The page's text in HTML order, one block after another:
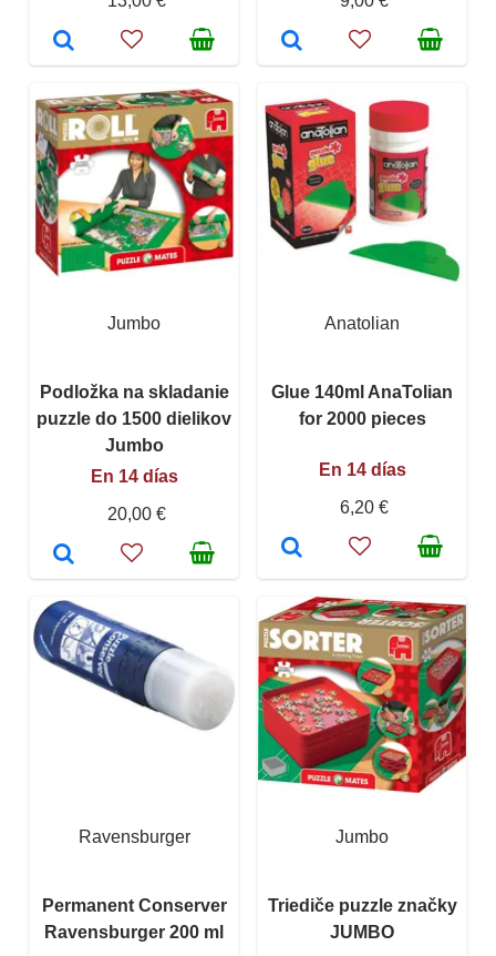
Jumbo
Podložka na skladanie
puzzle do 1500 dielikov
Jumbo
En 14 días
20,00 €
Anatolian
Glue 140ml AnaTolian
for 2000 pieces
En 14 días
6,20 €
Ravensburger
Permanent Conserver
Ravensburger 200 ml
Jumbo
Triediče puzzle značky
JUMBO